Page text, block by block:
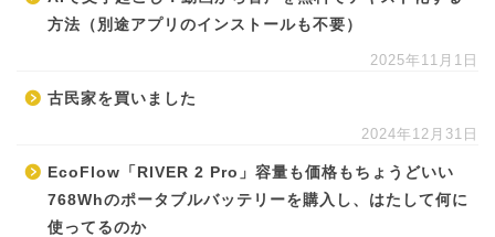
方法（別途アプリのインストールも不要）
2025年11月1日
古民家を買いました
2024年12月31日
EcoFlow「RIVER 2 Pro」容量も価格もちょうどいい
768Whのポータブルバッテリーを購入し、はたして何に
使ってるのか